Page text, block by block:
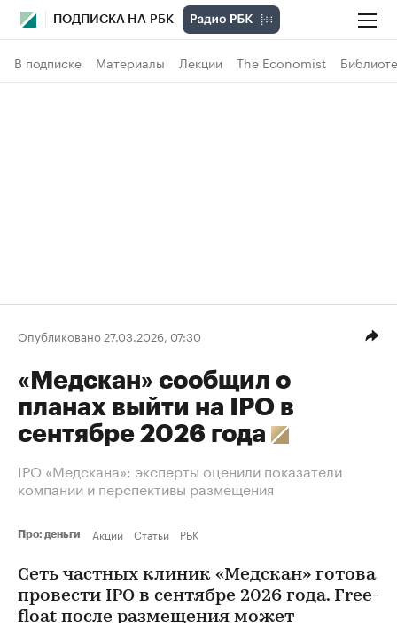
ПОДПИСКА НА РБК
В подписке Материалы Лекции The Economist
Опубликовано 27.03.2026, 07:30
«Медскан» сообщил о
планах выйти на IPO в
сентябре 2026 года
IPO «Медскана»: эксперты оценили показатели
компании и перспективы размещения
Про: деньги Акции Статьи РБК
Сеть частных клиник «Медскан» готова
провести IPO в сентябре 2026 года. Free-
float после размещения может